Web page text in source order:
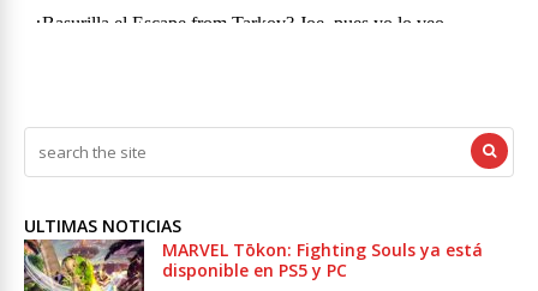
ULTIMAS NOTICIAS
MARVEL Tōkon: Fighting Souls ya está
disponible en PS5 y PC